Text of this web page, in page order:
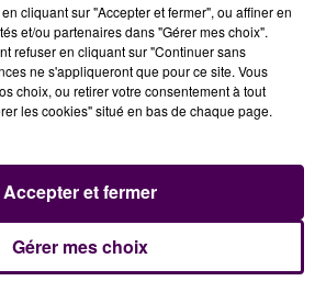
ET LOCALE POUR LES ANIMAUX DE
cliquant sur "Accepter et fermer", ou affiner en
et/ou partenaires dans "Gérer mes choix".
refuser en cliquant sur "Continuer sans
ne s'appliqueront que pour ce site. Vous
choix, ou retirer votre consentement à tout
les cookies" situé en bas de chaque page.
Gérer mes choix
Accepter et fermer